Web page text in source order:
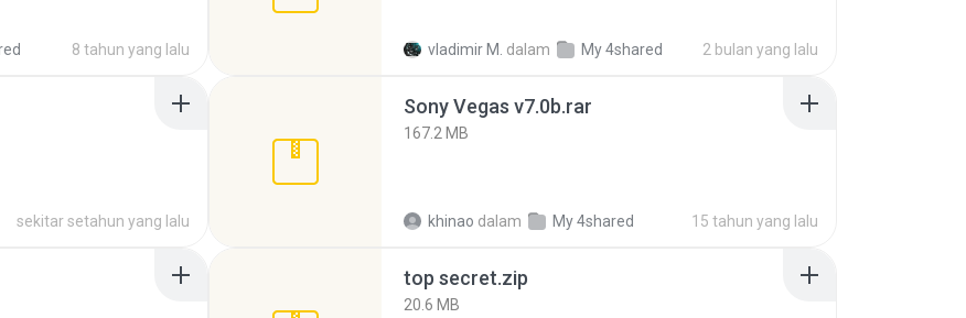
8 tahun yang lalu vladimir M. dalam My 4shared 2 bulan yang lalu
sekitar setahun yang lalu
Sony Vegas v7.0b.rar
167.2 MB
khinao dalam My 4shared 15 tahun yang lalu
top secret.zip
20.6 MB